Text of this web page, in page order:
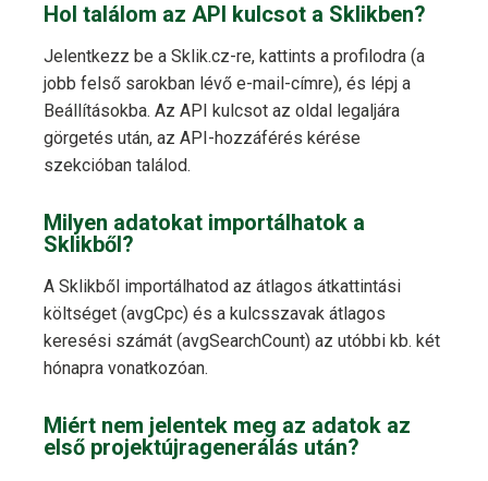
Hol találom az API kulcsot a Sklikben?
Jelentkezz be a Sklik.cz-re, kattints a profilodra (a
jobb felső sarokban lévő e-mail-címre), és lépj a
Beállításokba. Az API kulcsot az oldal legaljára
görgetés után, az API-hozzáférés kérése
szekcióban találod.
Milyen adatokat importálhatok a
Sklikből?
A Sklikből importálhatod az átlagos átkattintási
költséget (avgCpc) és a kulcsszavak átlagos
keresési számát (avgSearchCount) az utóbbi kb. két
hónapra vonatkozóan.
Miért nem jelentek meg az adatok az
első projektújragenerálás után?